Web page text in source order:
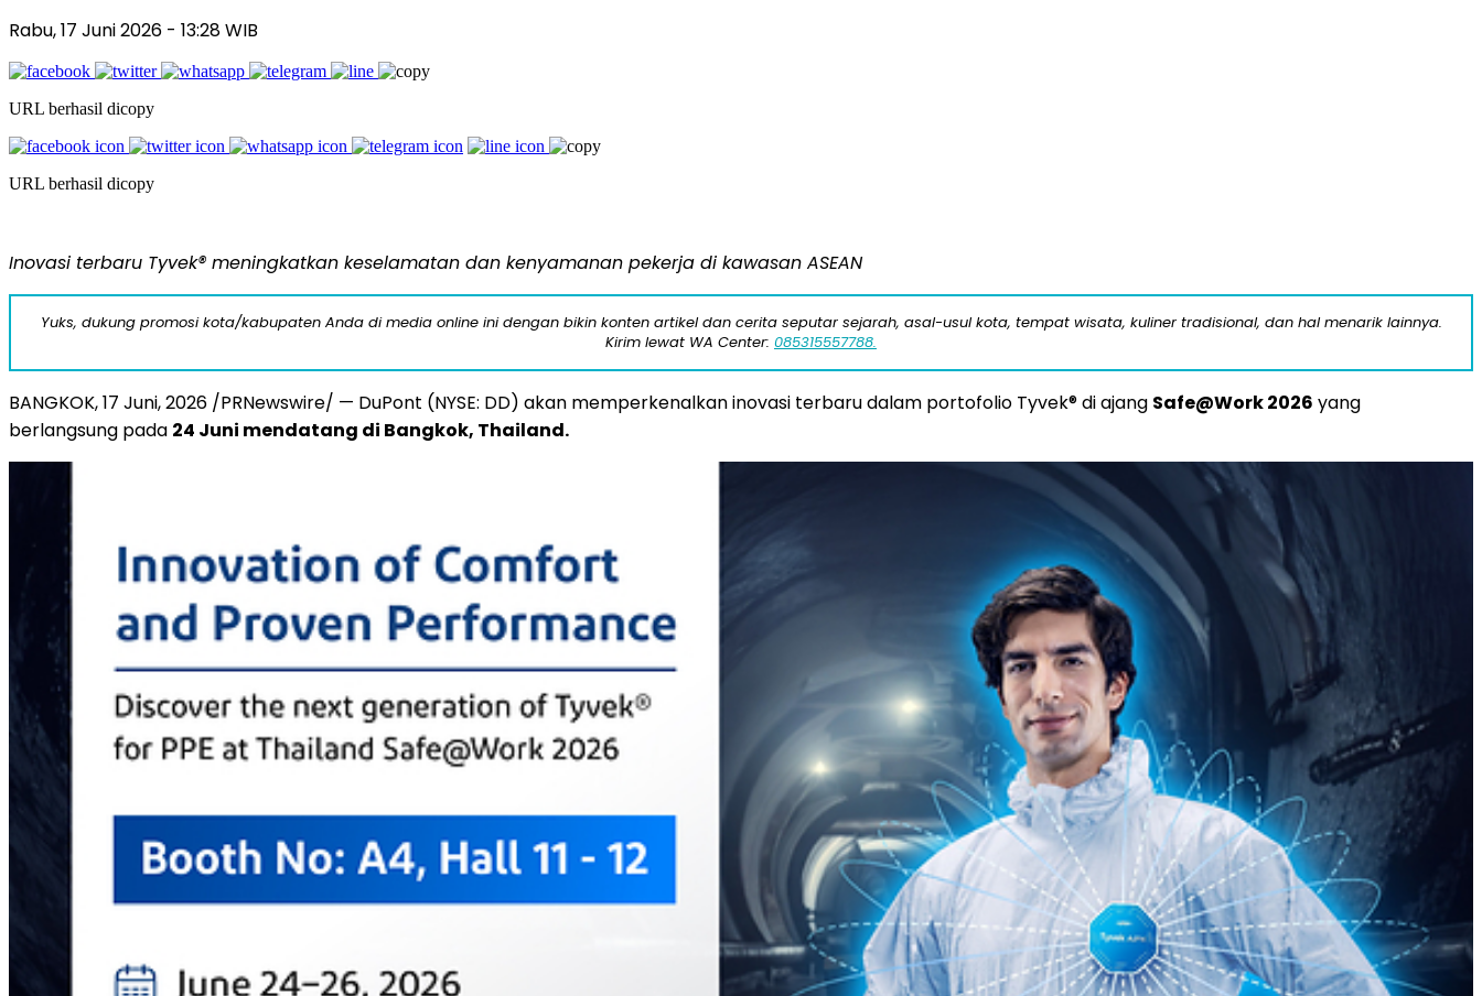
Rabu, 17 Juni 2026 - 13:28 WIB
URL berhasil dicopy
URL berhasil dicopy
Inovasi terbaru Tyvek® meningkatkan keselamatan dan kenyamanan pekerja di kawasan ASEAN
Yuks, dukung promosi kota/kabupaten Anda di media online ini dengan bikin konten artikel dan cerita seputar sejarah, asal-usul kota, tempat wisata, kuliner tradisional, dan hal menarik lainnya.
Kirim lewat WA Center: 085315557788.
BANGKOK,17 Juni, 2026 /PRNewswire/ — DuPont (NYSE: DD) akan memperkenalkan inovasi terbaru dalam portofolio Tyvek® di ajang Safe@Work 2026 yang
berlangsung pada 24 Juni mendatang di Bangkok, Thailand.